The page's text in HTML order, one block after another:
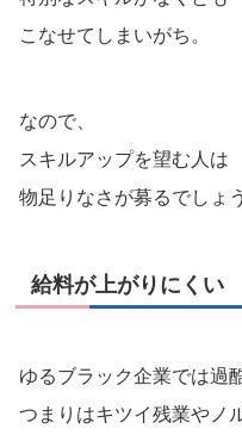
こなせてしまいがち。
なので、
スキルアップを望む人は
物足りなさが募るでしょう
給料が上がりにくい
ゆるブラック企業では過
つまりはキツイ残業やノ